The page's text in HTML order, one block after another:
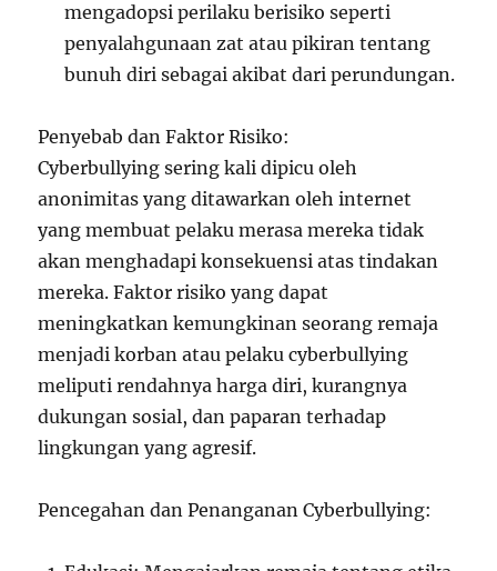
mengadopsi perilaku berisiko seperti
penyalahgunaan zat atau pikiran tentang
bunuh diri sebagai akibat dari perundungan.
Penyebab dan Faktor Risiko:
Cyberbullying sering kali dipicu oleh
anonimitas yang ditawarkan oleh internet
yang membuat pelaku merasa mereka tidak
akan menghadapi konsekuensi atas tindakan
mereka. Faktor risiko yang dapat
meningkatkan kemungkinan seorang remaja
menjadi korban atau pelaku cyberbullying
meliputi rendahnya harga diri, kurangnya
dukungan sosial, dan paparan terhadap
lingkungan yang agresif.
Pencegahan dan Penanganan Cyberbullying: